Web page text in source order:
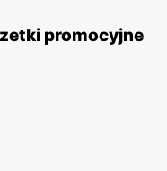
promocyjne